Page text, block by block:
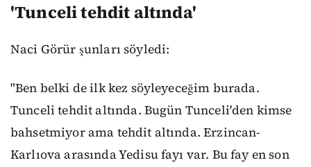
'Tunceli tehdit altında'
Naci Görür şunları söyledi:
"Ben belki de ilk kez söyleyeceğim burada.
Tunceli tehdit altında. Bugün Tunceli'den kimse
bahsetmiyor ama tehdit altında. Erzincan-
Karlıova arasında Yedisu fayı var. Bu fay en son